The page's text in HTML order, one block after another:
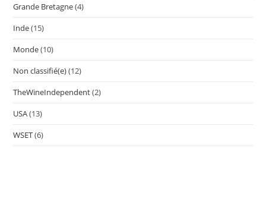
Grande Bretagne(4)
Inde(15)
Monde(10)
Non classifié(e)(12)
TheWineIndependent(2)
USA(13)
WSET(6)